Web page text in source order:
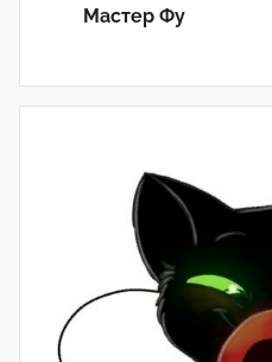
Мастер Фу